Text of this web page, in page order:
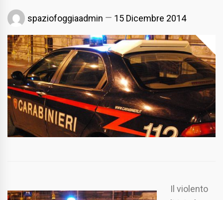
spaziofoggiaadmin 15 Dicembre 2014
Il violento